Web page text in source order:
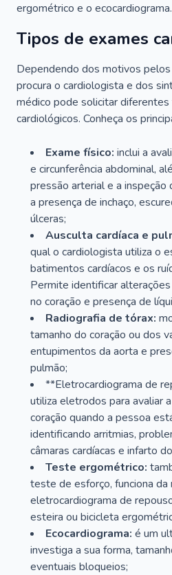
ergométrico e o ecocardiograma.
Tipos de exames
Dependendo dos motivos
procura o cardiologista e dos
médico pode solicitar
cardiológicos. Conheça os
Exame físico: inclui a
e circunferência abdominal,
pressão arterial e a inspeção
a presença de inchaço,
úlceras;
Ausculta cardíaca e
qual o cardiologista utiliza o
batimentos cardíacos e os
Permite identificar
no coração e presença de
Radiografia de tórax:
tamanho do coração ou dos
entupimentos da aorta e
pulmão;
**Eletrocardiograma de
utiliza eletrodos para avaliar
coração quando a pessoa
identificando arritmias,
câmaras cardíacas e infarto
Teste ergométrico:
teste de esforço, funciona da
eletrocardiograma de
esteira ou bicicleta
Ecocardiograma: é um
investiga a sua forma,
eventuais bloqueios;